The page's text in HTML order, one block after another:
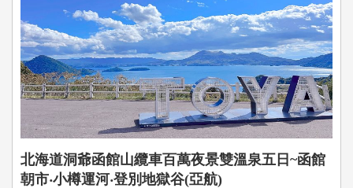
北海道洞爺函館山纜車百萬夜景雙溫泉五日~函館
朝市‧小樽運河‧登別地獄谷(亞航)